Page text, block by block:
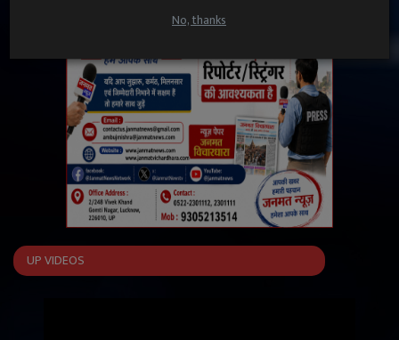
No, thanks
UP VIDEOS